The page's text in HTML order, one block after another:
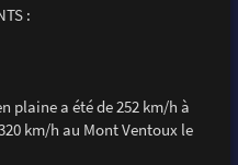
:
plaine a été de 252 km/h à
km/h au Mont Ventoux le